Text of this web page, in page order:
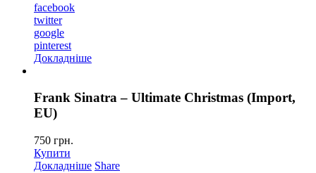
facebook
twitter
google
pinterest
Докладніше
Frank Sinatra – Ultimate Christmas (Import,
EU)
750 грн.
Купити
Докладніше Share